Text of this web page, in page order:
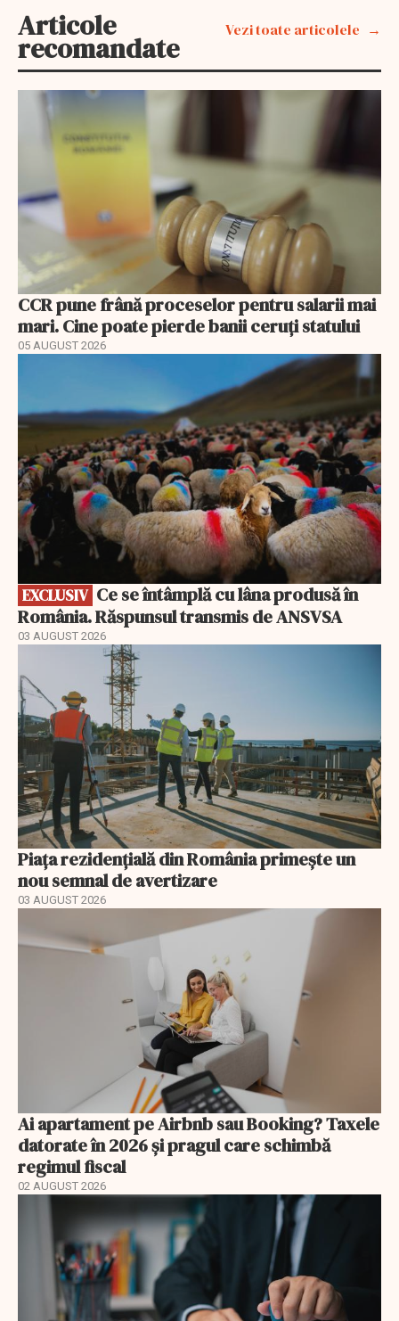
Articole
recomandate
Vezi toate articolele
CCR pune frână proceselor pentru salarii mai
mari. Cine poate pierde banii ceruți statului
05 AUGUST 2026
EXCLUSIV
România. Răspunsul transmis de ANSVSA
03 AUGUST 2026
Piața rezidențială din România primește un
nou semnal de avertizare
03 AUGUST 2026
Ai apartament pe Airbnb sau Booking? Taxele
datorate în 2026 și pragul care schimbă
regimul fiscal
02 AUGUST 2026